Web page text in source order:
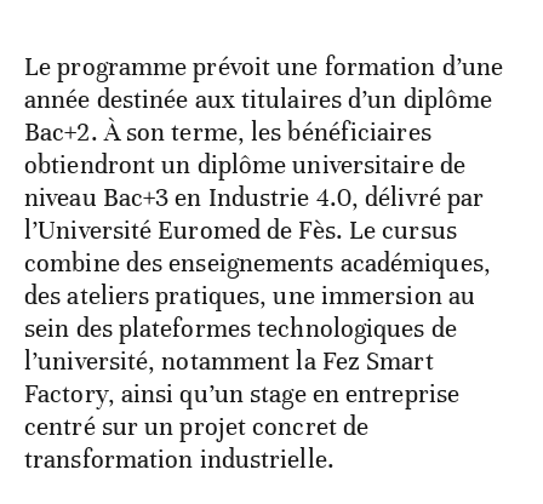
Le programme prévoit une formation d’une
année destinée aux titulaires d’un diplôme
Bac+2. À son terme, les bénéficiaires
obtiendront un diplôme universitaire de
niveau Bac+3 en Industrie 4.0, délivré par
l’Université Euromed de Fès. Le cursus
combine des enseignements académiques,
des ateliers pratiques, une immersion au
sein des plateformes technologiques de
l’université, notamment la Fez Smart
Factory, ainsi qu’un stage en entreprise
centré sur un projet concret de
transformation industrielle.